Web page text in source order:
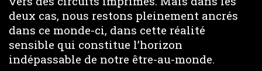
deux cas, nous restons pleinement ancrés
dans ce monde-ci, dans cette réalité
sensible qui constitue l’horizon
indépassable de notre être-au-monde.